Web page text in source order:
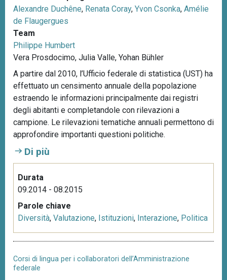
Alexandre Duchêne, Renata Coray, Yvon Csonka, Amélie
de Flaugergues
Team
Philippe Humbert
Vera Prosdocimo, Julia Valle, Yohan Bühler
A partire dal 2010, l’Ufficio federale di statistica (UST) ha
effettuato un censimento annuale della popolazione
estraendo le informazioni principalmente dai registri
degli abitanti e completandole con rilevazioni a
campione. Le rilevazioni tematiche annuali permettono di
approfondire importanti questioni politiche.
Di più
Durata
09.2014 - 08.2015
Parole chiave
Diversità, Valutazione, Istituzioni, Interazione, Politica
Corsi di lingua per i collaboratori dell’Amministrazione
federale